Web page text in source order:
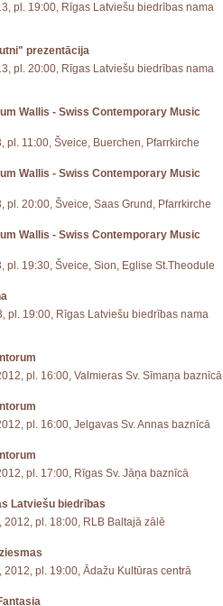
pl. 19:00, Rīgas Latviešu biedrības nama
prezentācija
pl. 20:00, Rīgas Latviešu biedrības nama
Wallis - Swiss Contemporary Music
pl. 11:00, Šveice, Buerchen, Pfarrkirche
Wallis - Swiss Contemporary Music
pl. 20:00, Šveice, Saas Grund, Pfarrkirche
Wallis - Swiss Contemporary Music
pl. 19:30, Šveice, Sion, Eglise St.Theodule
pl. 19:00, Rīgas Latviešu biedrības nama
pl. 16:00, Valmieras Sv. Sīmaņa baznīcā
pl. 16:00, Jelgavas Sv. Annas baznīcā
pl. 17:00, Rīgas Sv. Jāņa baznīcā
Latviešu biedrības
2012, pl. 18:00, RLB Baltajā zālē
2012, pl. 19:00, Ādažu Kultūras centrā